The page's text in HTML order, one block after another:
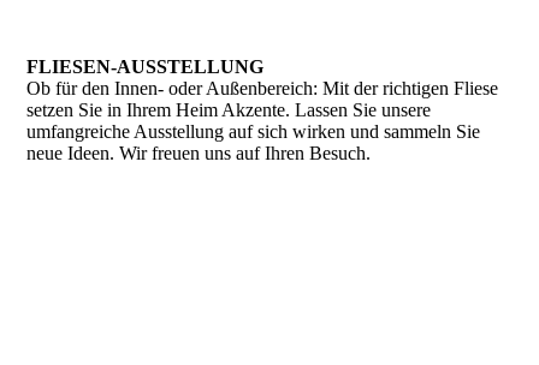
FLIESEN-AUSSTELLUNG
Ob für den Innen- oder Außenbereich: Mit der richtigen Fliese
setzen Sie in Ihrem Heim Akzente. Lassen Sie unsere
umfangreiche Ausstellung auf sich wirken und sammeln Sie
neue Ideen. Wir freuen uns auf Ihren Besuch.